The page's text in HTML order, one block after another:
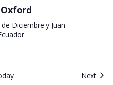
de Diciembre y Juan
Next